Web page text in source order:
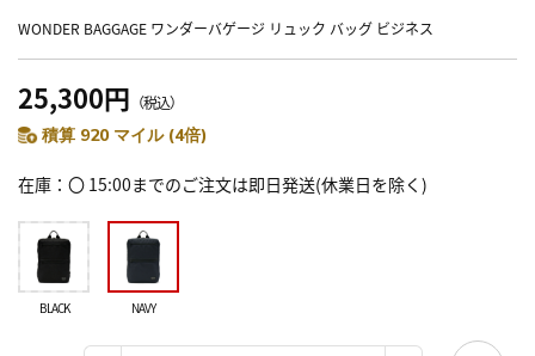
WONDER BAGGAGE ワンダーバゲージ リュック バッグ ビジネス
25,300円 （税込）
積算 920 マイル (4倍)
在庫 〇 15:00までのご注文は即日発送(休業日を除く)
BLACK NAVY